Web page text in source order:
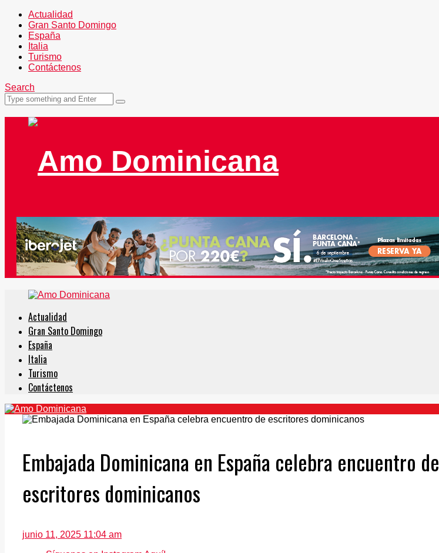
Actualidad
Gran Santo Domingo
España
Italia
Turismo
Contáctenos
Search
Actualidad
Gran Santo Domingo
España
Italia
Turismo
Contáctenos
Embajada Dominicana en España celebra encuentro de
escritores dominicanos
junio 11, 2025 11:04 am